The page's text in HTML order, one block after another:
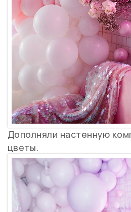
Дополняли настенную
цветы.